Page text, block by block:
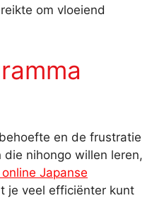
om vloeiend
en de frustratie
nihongo willen leren,
Japanse
je veel efficiënter kunt